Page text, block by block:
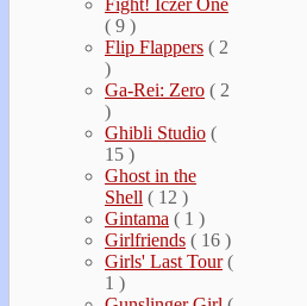
Fight! Iczer One
( 9 )
Flip Flappers ( 2
)
Ga-Rei: Zero ( 2
)
Ghibli Studio (
15 )
Ghost in the
Shell ( 12 )
Gintama ( 1 )
Girlfriends ( 16 )
Girls' Last Tour (
1 )